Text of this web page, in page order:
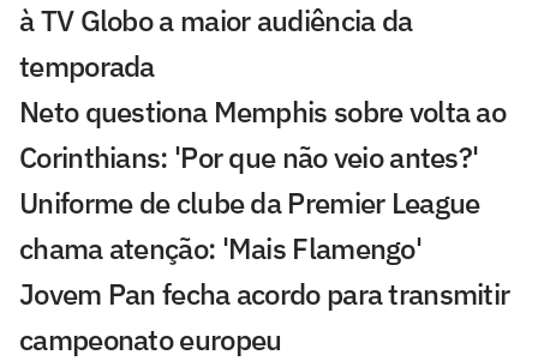
à TV Globo a maior audiência da
temporada
Neto questiona Memphis sobre volta ao
Corinthians: 'Por que não veio antes?'
Uniforme de clube da Premier League
chama atenção: 'Mais Flamengo'
Jovem Pan fecha acordo para transmitir
campeonato europeu